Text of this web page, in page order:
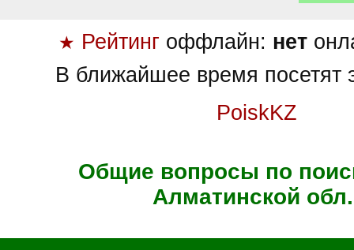
★ Рейтинг оффлайн: нет
В ближайшее время посетят
PoiskKZ
Общие вопросы по
Алматинской обл.